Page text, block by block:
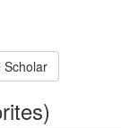
Scholar